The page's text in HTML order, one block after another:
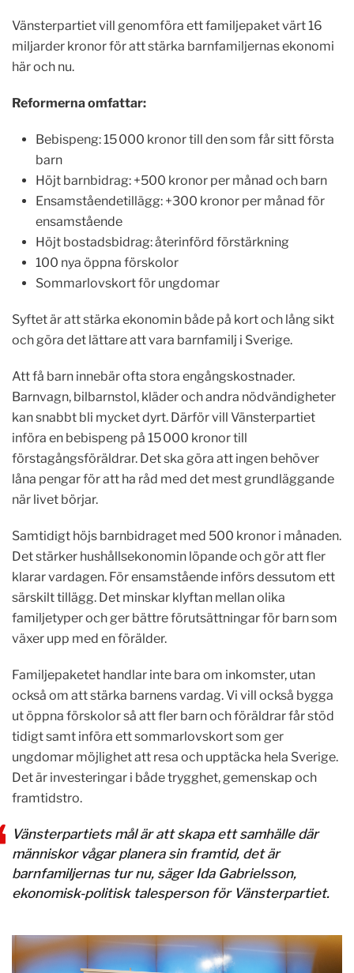
Vänsterpartiet vill genomföra ett familjepaket värt 16
miljarder kronor för att stärka barnfamiljernas ekonomi
här och nu.
Reformerna omfattar:
Bebispeng: 15 000 kronor till den som får sitt första
barn
Höjt barnbidrag: +500 kronor per månad och barn
Ensamståendetillägg: +300 kronor per månad för
ensamstående
Höjt bostadsbidrag: återinförd förstärkning
100 nya öppna förskolor
Sommarlovskort för ungdomar
Syftet är att stärka ekonomin både på kort och lång sikt
och göra det lättare att vara barnfamilj i Sverige.
Att få barn innebär ofta stora engångskostnader.
Barnvagn, bilbarnstol, kläder och andra nödvändigheter
kan snabbt bli mycket dyrt. Därför vill Vänsterpartiet
införa en bebispeng på 15 000 kronor till
förstagångsföräldrar. Det ska göra att ingen behöver
låna pengar för att ha råd med det mest grundläggande
när livet börjar.
Samtidigt höjs barnbidraget med 500 kronor i månaden.
Det stärker hushållsekonomin löpande och gör att fler
klarar vardagen. För ensamstående införs dessutom ett
särskilt tillägg. Det minskar klyftan mellan olika
familjetyper och ger bättre förutsättningar för barn som
växer upp med en förälder.
Familjepaketet handlar inte bara om inkomster, utan
också om att stärka barnens vardag. Vi vill också bygga
ut öppna förskolor så att fler barn och föräldrar får stöd
tidigt samt införa ett sommarlovskort som ger
ungdomar möjlighet att resa och upptäcka hela Sverige.
Det är investeringar i både trygghet, gemenskap och
framtidstro.
Vänsterpartiets mål är att skapa ett samhälle där
människor vågar planera sin framtid, det är
barnfamiljernas tur nu, säger Ida Gabrielsson,
ekonomisk-politisk talesperson för Vänsterpartiet.